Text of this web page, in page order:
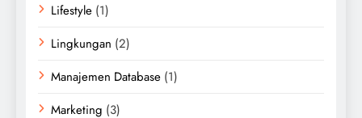
Lifestyle (1)
Lingkungan (2)
Manajemen Database (1)
Marketing (3)